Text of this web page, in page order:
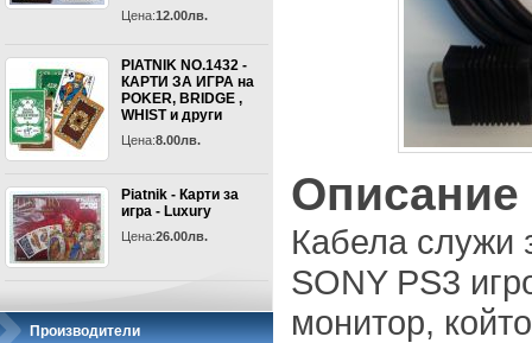
Цена:12.00лв.
PIATNIK NO.1432 -
КАРТИ ЗА ИГРА на
POKER, BRIDGE ,
WHIST и други
Цена:8.00лв.
Piatnik - Карти за
игра - Luxury
Цена:26.00лв.
Производители
Описание
Кабела служи
SONY PS3
монитор,